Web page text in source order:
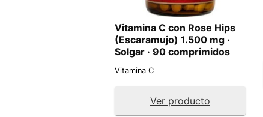
Vitamina C con Rose Hips
(Escaramujo) 1.500 mg ·
Solgar · 90 comprimidos
Vitamina C
Ver producto